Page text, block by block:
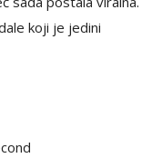
koji je jedini